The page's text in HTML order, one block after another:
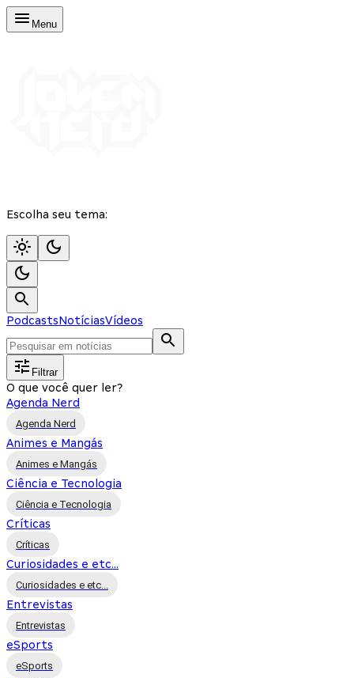
Menu
Escolha seu tema:
PodcastsNotíciasVídeos
Filtrar
O que você quer ler?
Agenda Nerd
Agenda Nerd
Animes e Mangás
Animes e Mangás
Ciência e Tecnologia
Ciência e Tecnologia
Críticas
Críticas
Curiosidades e etc...
Curiosidades e etc...
Entrevistas
Entrevistas
eSports
eSports